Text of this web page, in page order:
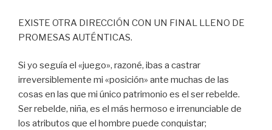
EXISTE OTRA DIRECCIÓN CON UN FINAL LLENO DE
PROMESAS AUTÉNTICAS.
Si yo seguía el «juego», razoné, ibas a castrar
irreversiblemente mi «posición» ante muchas de las
cosas en las que mi único patrimonio es el ser rebelde.
Ser rebelde, niña, es el más hermoso e irrenunciable de
los atributos que el hombre puede conquistar;